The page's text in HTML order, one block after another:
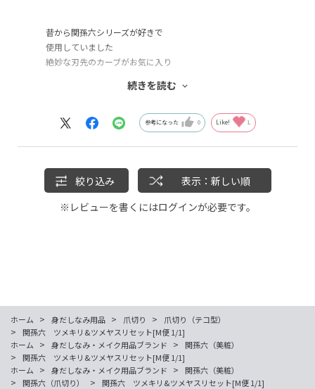
昔から関孫六シリーズが好きで
使用していました
絶妙な刃先のカーブがお気に入り
これからも使い続けます
続きを読む
参考になった 0 Like! 1
絞り込み
表示：新しい順
※レビューを書くにはログインが必要です。
ホーム > 身だしなみ用品 > 爪切り > 爪切り（テコ型）
>
関孫六 ツメキリ&ツメヤスリセット[M便 1/1]
ホーム
> 身だしなみ・メイク用品ブランド > 関孫六（美粧）
>
関孫六 ツメキリ&ツメヤスリセット[M便 1/1]
ホーム
> 身だしなみ・メイク用品ブランド > 関孫六（美粧）
> 関孫六（爪切り） > 関孫六 ツメキリ&ツメヤスリセット[M便 1/1]